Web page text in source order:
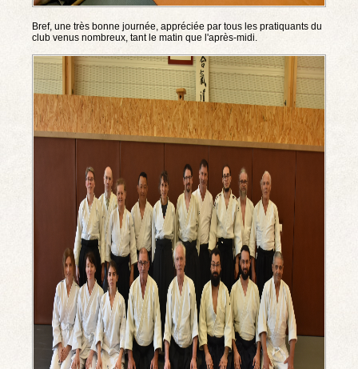
Bref, une très bonne journée, appréciée par tous les pratiquants du
club venus nombreux, tant le matin que l'après-midi.